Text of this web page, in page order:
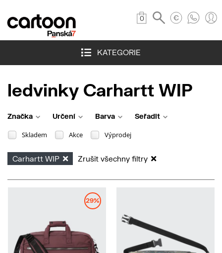
0
KATEGORIE
ledvinky Carhartt WIP
Značka Určení Barva Seřadit
Skladem Akce Výprodej
Carhartt WIP Zrušit všechny filtry
29%